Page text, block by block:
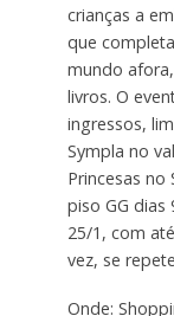
crianças a
que
mundo
livros. O
ingressos,
Sympla no
Princesas no
piso GG dias
25/1, com
vez, se
Onde: